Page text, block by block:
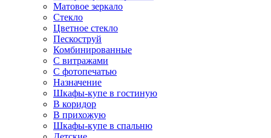
Матовое зеркало
Стекло
Цветное стекло
Пескоструй
Комбинированные
С витражами
С фотопечатью
Назначение
Шкафы-купе в гостиную
В коридор
В прихожую
Шкафы-купе в спальню